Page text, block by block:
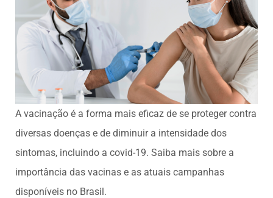
A vacinação é a forma mais eficaz de se proteger contra
diversas doenças e de diminuir a intensidade dos
sintomas, incluindo a covid-19. Saiba mais sobre a
importância das vacinas e as atuais campanhas
disponíveis no Brasil.